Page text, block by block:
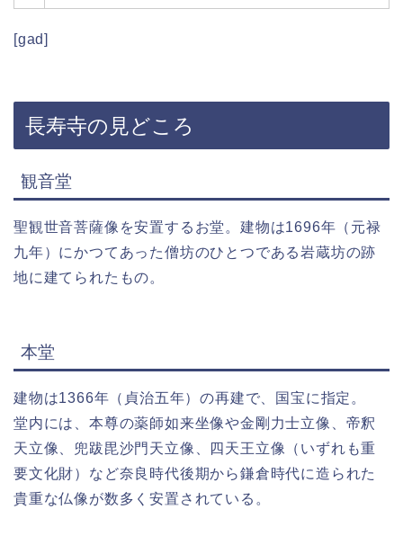
[gad]
長寿寺の見どころ
観音堂
聖観世音菩薩像を安置するお堂。建物は1696年（元禄
九年）にかつてあった僧坊のひとつである岩蔵坊の跡
地に建てられたもの。
本堂
建物は1366年（貞治五年）の再建で、国宝に指定。
堂内には、本尊の薬師如来坐像や金剛力士立像、帝釈
天立像、兜跋毘沙門天立像、四天王立像（いずれも重
要文化財）など奈良時代後期から鎌倉時代に造られた
貴重な仏像が数多く安置されている。